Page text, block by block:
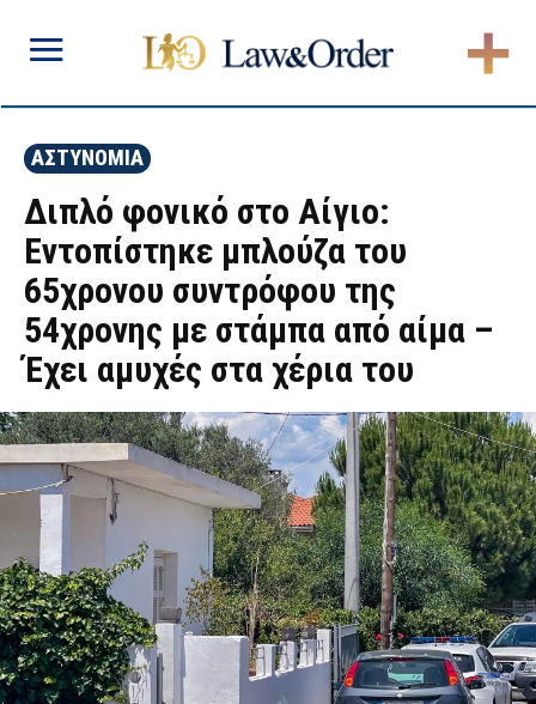
ΑΣΤΥΝΟΜΙΑ
Διπλό φονικό στο Αίγιο:
Εντοπίστηκε μπλούζα του
65χρονου συντρόφου της
54χρονης με στάμπα από αίμα –
Έχει αμυχές στα χέρια του